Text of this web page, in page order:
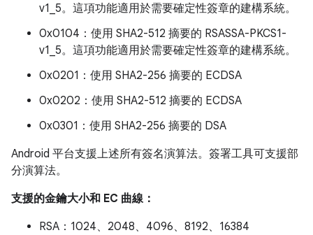
v1_5。這項功能適用於需要確定性簽章的建構系統。
0x0104：使用 SHA2-512 摘要的 RSASSA-PKCS1-
v1_5。這項功能適用於需要確定性簽章的建構系統。
0x0201：使用 SHA2-256 摘要的 ECDSA
0x0202：使用 SHA2-512 摘要的 ECDSA
0x0301：使用 SHA2-256 摘要的 DSA
Android 平台支援上述所有簽名演算法。簽署工具可支援部
分演算法。
支援的金鑰大小和 EC 曲線：
RSA：1024、2048、4096、8192、16384